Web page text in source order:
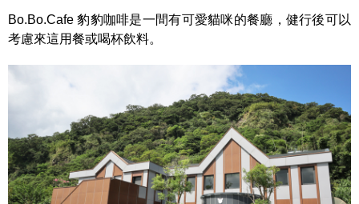
Bo.Bo.Cafe 豹豹咖啡是一間有可愛貓咪的餐廳，健行後可以
考慮來這用餐或喝杯飲料。